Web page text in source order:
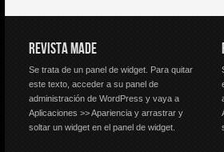
REVISTA MADE
Se trata de un panel de widget. Para quitar
este texto, acceder a su panel de
administración de WordPress y vaya a
Aplicaciones >> Apariencia y arrastrar y
soltar un widget en el panel de widget.